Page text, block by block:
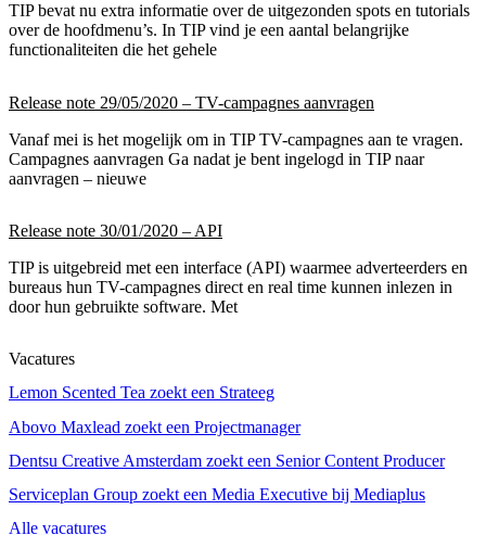
TIP bevat nu extra informatie over de uitgezonden spots en tutorials
over de hoofdmenu’s. In TIP vind je een aantal belangrijke
functionaliteiten die het gehele
Release note 29/05/2020 – TV-campagnes aanvragen
Vanaf mei is het mogelijk om in TIP TV-campagnes aan te vragen.
Campagnes aanvragen Ga nadat je bent ingelogd in TIP naar
aanvragen – nieuwe
Release note 30/01/2020 – API
TIP is uitgebreid met een interface (API) waarmee adverteerders en
bureaus hun TV-campagnes direct en real time kunnen inlezen in
door hun gebruikte software. Met
Vacatures
Lemon Scented Tea zoekt een Strateeg
Abovo Maxlead zoekt een Projectmanager
Dentsu Creative Amsterdam zoekt een Senior Content Producer
Serviceplan Group zoekt een Media Executive bij Mediaplus
Alle vacatures